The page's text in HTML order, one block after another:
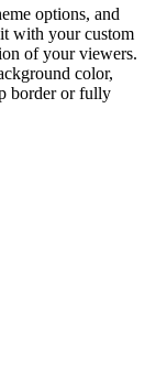
options, and
with your custom
of your viewers.
color,
border or fully